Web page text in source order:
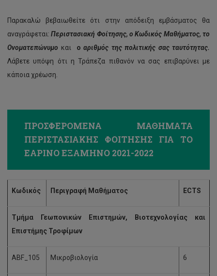
Παρακαλώ βεβαιωθείτε ότι στην απόδειξη εμβάσματος θα
αναγράφεται:Περιστασιακή Φοίτησης, ο Κωδικός Μαθήματος, το
Ονοματεπώνυμο και ο αριθμός της πολιτικής σας ταυτότητας.
Λάβετε υπόψη ότι η Τράπεζα πιθανόν να σας επιβαρύνει με
κάποια χρέωση.
ΠΡΟΣΦΕΡΟΜΕΝΑ ΜΑΘΗΜΑΤΑ
ΠΕΡΙΣΤΑΣΙΑΚΗΣ ΦΟΙΤΗΣΗΣ ΓΙΑ ΤΟ
ΕΑΡΙΝΟ ΕΞΑΜΗΝΟ 2021-2022
Κωδικός Περιγραφή Μαθήματος ECTS
Τμήμα Γεωπονικών Επιστημών, Βιοτεχνολογίας και
Επιστήμης Τροφίμων
ABF_105 Μικροβιολογία 6